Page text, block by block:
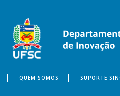
QUEM SOMOS SUPORTE